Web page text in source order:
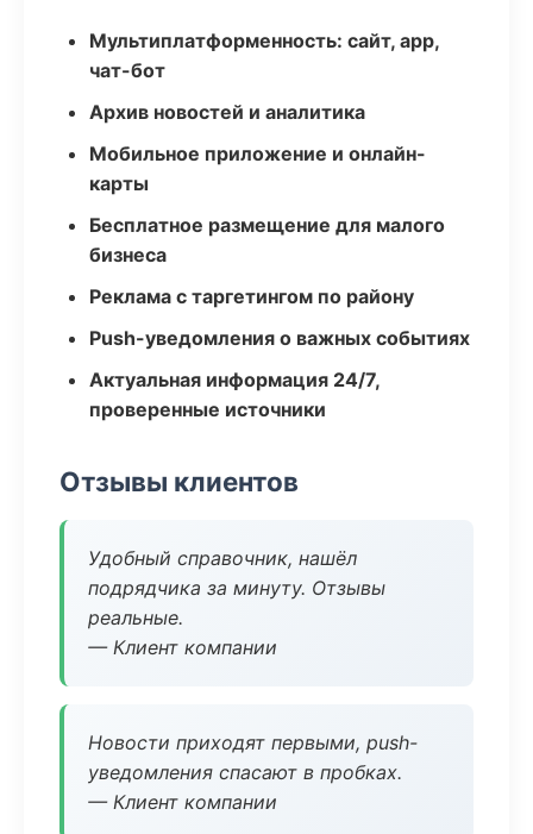
Мультиплатформенность: сайт, app,
чат-бот
Архив новостей и аналитика
Мобильное приложение и онлайн-
карты
Бесплатное размещение для малого
бизнеса
Реклама с таргетингом по району
Push-уведомления о важных событиях
Актуальная информация 24/7,
проверенные источники
Отзывы клиентов
Удобный справочник, нашёл
подрядчика за минуту. Отзывы
реальные.
— Клиент компании
Новости приходят первыми, push-
уведомления спасают в пробках.
— Клиент компании